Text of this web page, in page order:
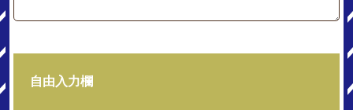
自由入力欄